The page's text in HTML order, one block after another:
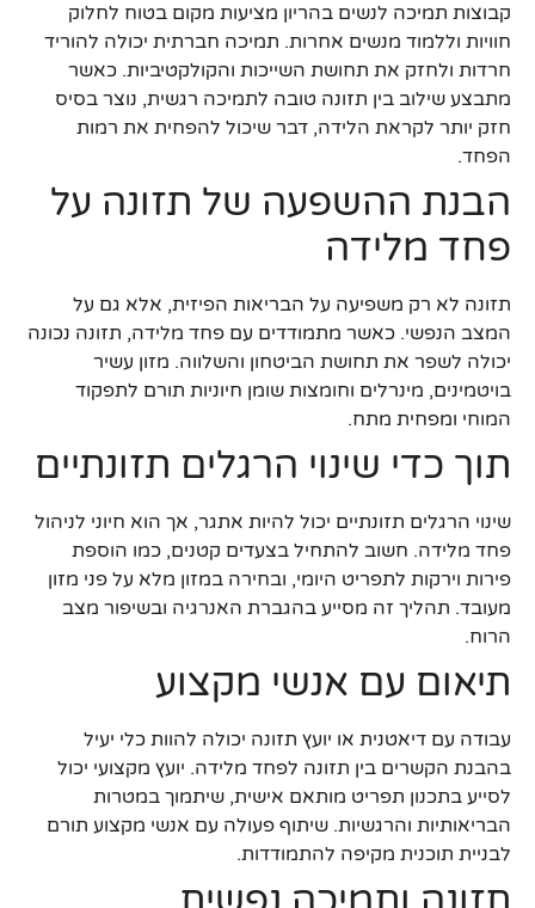
קבוצות תמיכה לנשים בהריון מציעות מקום בטוח לחלוק
חוויות וללמוד מנשים אחרות. תמיכה חברתית יכולה להוריד
חרדות ולחזק את תחושת השייכות והקולקטיביות. כאשר
מתבצע שילוב בין תזונה טובה לתמיכה רגשית, נוצר בסיס
חזק יותר לקראת הלידה, דבר שיכול להפחית את רמות
הפחד.
הבנת ההשפעה של תזונה על
פחד מלידה
תזונה לא רק משפיעה על הבריאות הפיזית, אלא גם על
המצב הנפשי. כאשר מתמודדים עם פחד מלידה, תזונה נכונה
יכולה לשפר את תחושת הביטחון והשלווה. מזון עשיר
בויטמינים, מינרלים וחומצות שומן חיוניות תורם לתפקוד
המוחי ומפחית מתח.
תוך כדי שינוי הרגלים תזונתיים
שינוי הרגלים תזונתיים יכול להיות אתגר, אך הוא חיוני לניהול
פחד מלידה. חשוב להתחיל בצעדים קטנים, כמו הוספת
פירות וירקות לתפריט היומי, ובחירה במזון מלא על פני מזון
מעובד. תהליך זה מסייע בהגברת האנרגיה ובשיפור מצב
הרוח.
תיאום עם אנשי מקצוע
עבודה עם דיאטנית או יועץ תזונה יכולה להוות כלי יעיל
בהבנת הקשרים בין תזונה לפחד מלידה. יועץ מקצועי יכול
לסייע בתכנון תפריט מותאם אישית, שיתמוך במטרות
הבריאותיות והרגשיות. שיתוף פעולה עם אנשי מקצוע תורם
לבניית תוכנית מקיפה להתמודדות.